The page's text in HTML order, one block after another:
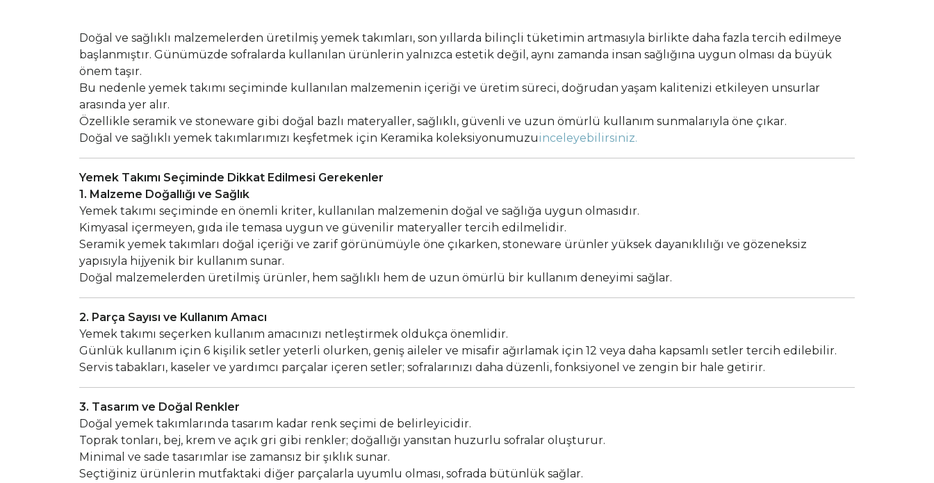
Doğal ve sağlıklı malzemelerden üretilmiş yemek takımları, son yıllarda bilinçli tüketimin artmasıyla birlikte daha fazla tercih edilmeye
başlanmıştır. Günümüzde sofralarda kullanılan ürünlerin yalnızca estetik değil, aynı zamanda insan sağlığına uygun olması da büyük
önem taşır.
Bu nedenle yemek takımı seçiminde kullanılan malzemenin içeriği ve üretim süreci, doğrudan yaşam kalitenizi etkileyen unsurlar
arasında yer alır.
Özellikle seramik ve stoneware gibi doğal bazlı materyaller, sağlıklı, güvenli ve uzun ömürlü kullanım sunmalarıyla öne çıkar.
Doğal ve sağlıklı yemek takımlarımızı keşfetmek için Keramika koleksiyonumuzuinceleyebilirsiniz.
Yemek Takımı Seçiminde Dikkat Edilmesi Gerekenler
1. Malzeme Doğallığı ve Sağlık
Yemek takımı seçiminde en önemli kriter, kullanılan malzemenin doğal ve sağlığa uygun olmasıdır.
Kimyasal içermeyen, gıda ile temasa uygun ve güvenilir materyaller tercih edilmelidir.
Seramik yemek takımları doğal içeriği ve zarif görünümüyle öne çıkarken, stoneware ürünler yüksek dayanıklılığı ve gözeneksiz
yapısıyla hijyenik bir kullanım sunar.
Doğal malzemelerden üretilmiş ürünler, hem sağlıklı hem de uzun ömürlü bir kullanım deneyimi sağlar.
2. Parça Sayısı ve Kullanım Amacı
Yemek takımı seçerken kullanım amacınızı netleştirmek oldukça önemlidir.
Günlük kullanım için 6 kişilik setler yeterli olurken, geniş aileler ve misafir ağırlamak için 12 veya daha kapsamlı setler tercih edilebilir.
Servis tabakları, kaseler ve yardımcı parçalar içeren setler; sofralarınızı daha düzenli, fonksiyonel ve zengin bir hale getirir.
3. Tasarım ve Doğal Renkler
Doğal yemek takımlarında tasarım kadar renk seçimi de belirleyicidir.
Toprak tonları, bej, krem ve açık gri gibi renkler; doğallığı yansıtan huzurlu sofralar oluşturur.
Minimal ve sade tasarımlar ise zamansız bir şıklık sunar.
Seçtiğiniz ürünlerin mutfaktaki diğer parçalarla uyumlu olması, sofrada bütünlük sağlar.